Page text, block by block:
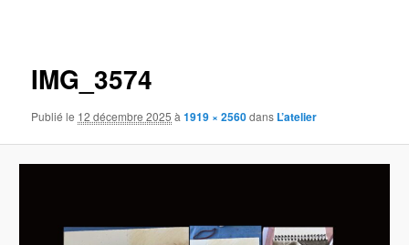
IMG_3574
Publié le 12 décembre 2025 à1919 × 2560dans L’atelier